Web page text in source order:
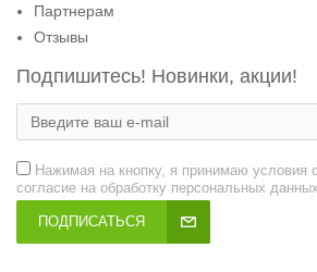
Партнерам
Отзывы
Подпишитесь! Новинки, акции!
Нажимая на кнопку, я принимаю условия
согласие на обработку персональных данных.
ПОДПИСАТЬСЯ